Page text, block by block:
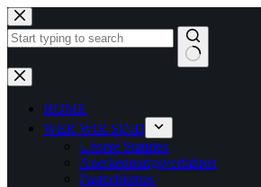
Zum
Inhalt
springen
Keine
Ergebnisse
HOME
WER WIR SIND
Unsere Statuten
Anerkennungsverfahren
Pastechismus